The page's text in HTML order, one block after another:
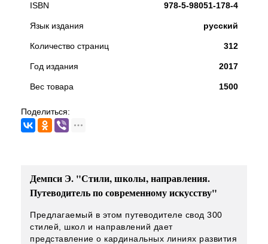
ISBN 978-5-98051-178-4
Язык издания русский
Количество страниц 312
Год издания 2017
Вес товара 1500
Поделиться:
Демпси Э. "Стили, школы, направления.
Путеводитель по современному искусству"
Предлагаемый в этом путеводителе свод 300
стилей, школ и направлений дает
представление о кардинальных линиях развития